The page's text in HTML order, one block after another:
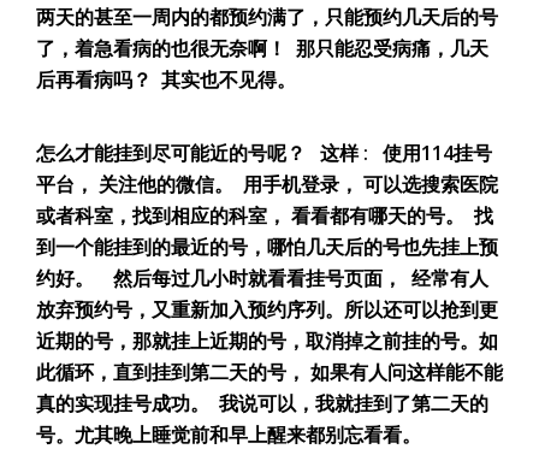
两天的甚至一周内的都预约满了，只能预约几天后的号
了，着急看病的也很无奈啊！ 那只能忍受病痛，几天
后再看病吗？ 其实也不见得。
怎么才能挂到尽可能近的号呢？ 这样 : 使用114挂号
平台， 关注他的微信。 用手机登录， 可以选搜索医院
或者科室，找到相应的科室， 看看都有哪天的号。 找
到一个能挂到的最近的号，哪怕几天后的号也先挂上预
约好。 然后每过几小时就看看挂号页面， 经常有人
放弃预约号，又重新加入预约序列。所以还可以抢到更
近期的号，那就挂上近期的号，取消掉之前挂的号。如
此循环，直到挂到第二天的号， 如果有人问这样能不能
真的实现挂号成功。 我说可以，我就挂到了第二天的
号。尤其晚上睡觉前和早上醒来都别忘看看。